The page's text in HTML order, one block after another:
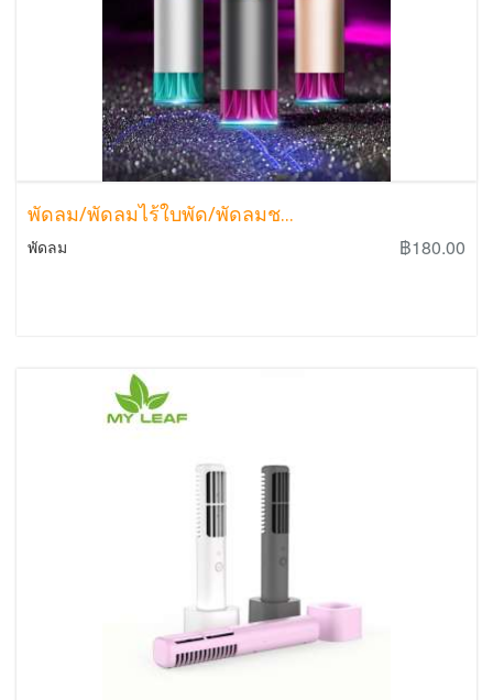
พัดลม/พัดลมไร้ใบพัด/พัดลมช...
พัดลม ฿180.00